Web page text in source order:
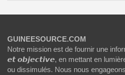
GUINEESOURCE.COM
Notre mission est de fournir une
𝙚𝙩 𝙤𝙗𝙟𝙚𝙘𝙩𝙞𝙫𝙚, en mettant en
ou dissimulés. Nous nous